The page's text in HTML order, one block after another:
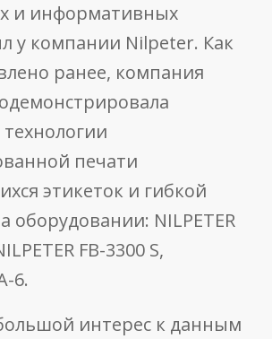
и информативных
у компании Nilpeter. Как
ранее, компания
печати
этикеток и гибкой
оборудовании: NILPETER
FB-3300 S,
6.
интерес к данным